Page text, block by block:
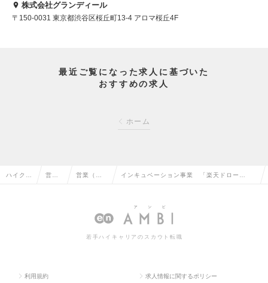
株式会社グランディール
〒150-0031 東京都渋谷区桜丘町13-4 アロマ桜丘4F
最近ご覧になった求人に基づいた
おすすめの求人
ホーム
ハイクラ 営業 営業（法 インキュベーション事業 「楽天ドロー
新卒可の求人情報
若手ハイキャリアのスカウト転職
利用規約 求人情報に関するポリシー